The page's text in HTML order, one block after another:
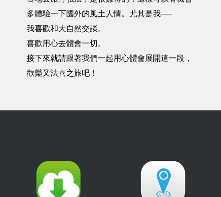
多體驗一下國外的風土人情。尤其是我──
我喜歡和大自然交談。
喜歡用心去體會一切。
接下來就請跟著我們一起用心體會展開這一段，
歡樂又法喜之旅吧！